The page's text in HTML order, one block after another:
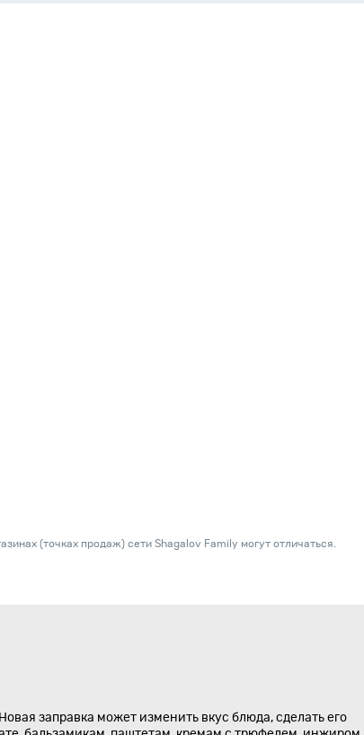
(точках продаж) сети Shagalov Family могут отличаться.
заправка может изменить вкус блюда, сделать его